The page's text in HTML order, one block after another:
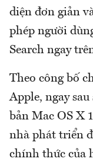
diện đơn giản
phép người
Search ngay
Theo công bố
Apple, ngay
bản Mac OS X
nhà phát triển
chính thức của